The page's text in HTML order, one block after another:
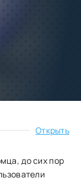
Открыть
до сих пор